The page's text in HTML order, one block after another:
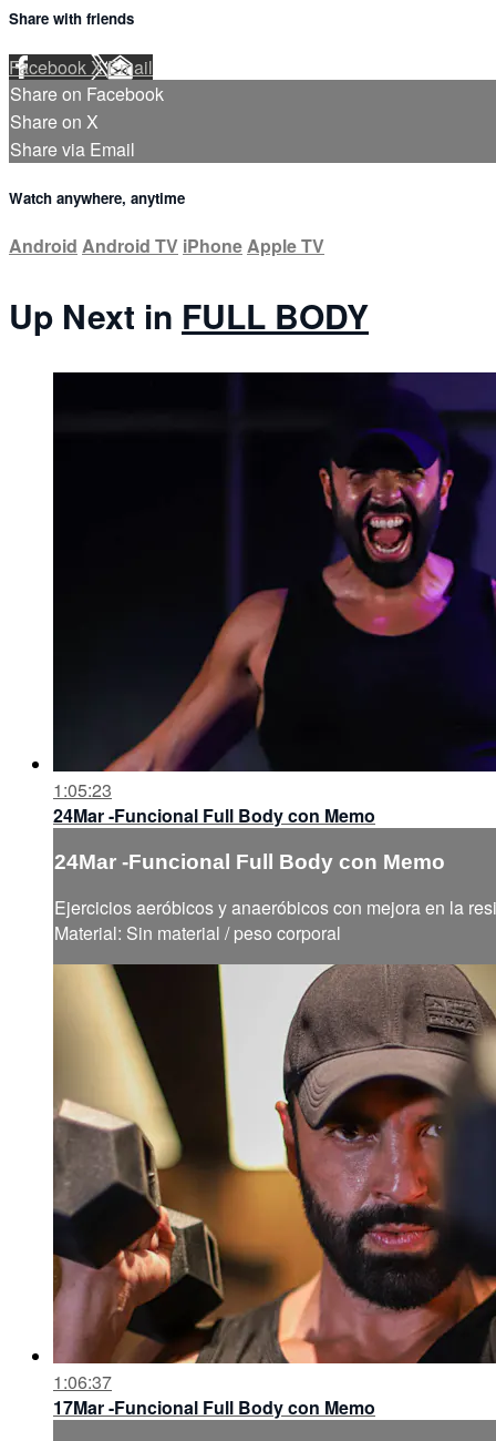
Share with friends
FacebookXEmail
Share on Facebook
Share on X
Share via Email
Watch anywhere, anytime
Android Android TV iPhoneApple TV
Up Next in FULL BODY
1:05:23
24Mar -Funcional Full Body con Memo
24Mar -Funcional Full Body con Memo
Ejercicios aeróbicos y anaeróbicos con mejora en la
Material: Sin material / peso corporal
1:06:37
17Mar -Funcional Full Body con Memo